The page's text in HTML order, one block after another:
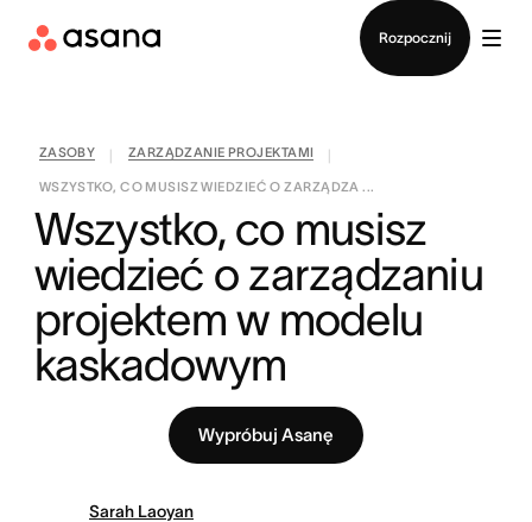
Rozpocznij
ZASOBY ZARZĄDZANIE PROJEKTAMI
WSZYSTKO, CO MUSISZ WIEDZIEĆ O ZARZĄDZA ...
Wszystko, co musisz
wiedzieć o zarządzaniu
projektem w modelu
kaskadowym
Wypróbuj Asanę
Sarah Laoyan